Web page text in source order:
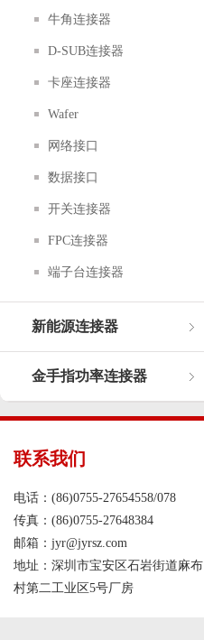
牛角连接器
D-SUB连接器
卡座连接器
Wafer
网络接口
数据接口
开关连接器
FPC连接器
端子台连接器
新能源连接器
金手指功率连接器
联系我们
电话：(86)0755-27654558/078
传真：(86)0755-27648384
邮箱：jyr@jyrsz.com
地址：深圳市宝安区石岩街道麻布
村第二工业区5号厂房